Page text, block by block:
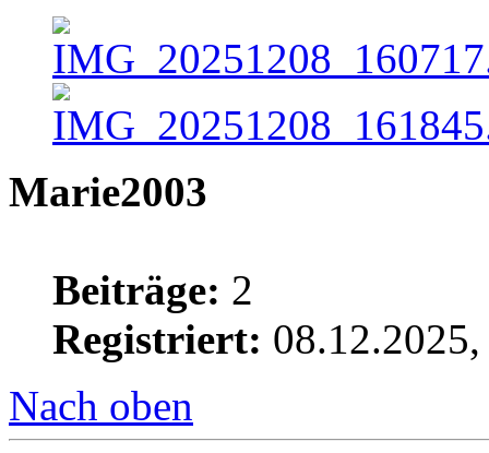
Marie2003
Beiträge: 2
Registriert:
Nach oben